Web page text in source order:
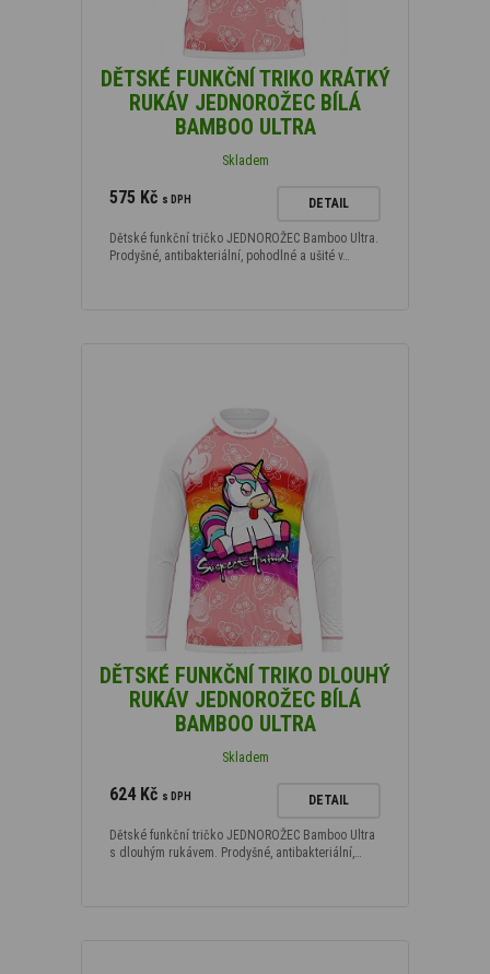
DĚTSKÉ FUNKČNÍ TRIKO KRÁTKÝ
RUKÁV JEDNOROŽEC BÍLÁ
BAMBOO ULTRA
Skladem
575 Kč s DPH DETAIL
Dětské funkční tričko JEDNOROŽEC Bamboo Ultra.
Prodyšné, antibakteriální, pohodlné a ušité v…
DĚTSKÉ FUNKČNÍ TRIKO DLOUHÝ
RUKÁV JEDNOROŽEC BÍLÁ
BAMBOO ULTRA
Skladem
624 Kč s DPH DETAIL
Dětské funkční tričko JEDNOROŽEC Bamboo Ultra
s dlouhým rukávem. Prodyšné, antibakteriální,…